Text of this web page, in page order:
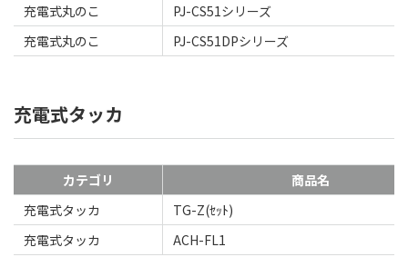
充電式丸のこ
PJ-CS51シリーズ
充電式丸のこ
PJ-CS51DPシリーズ
充電式タッカ
カテゴリ
商品名
充電式タッカ
TG-Z(ｾｯﾄ)
充電式タッカ
ACH-FL1